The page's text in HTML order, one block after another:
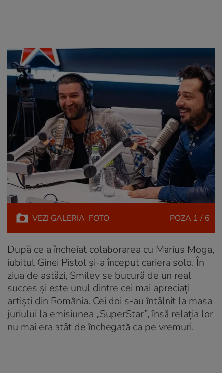
VEZI GALERIA FOTO POZA 1 / 6
După ce a încheiat colaborarea cu Marius Moga,
iubitul Ginei Pistol și-a început cariera solo. În
ziua de astăzi, Smiley se bucură de un real
succes și este unul dintre cei mai apreciați
artiști din România. Cei doi s-au întâlnit la masa
juriului la emisiunea „SuperStar”, însă relația lor
nu mai era atât de închegată ca pe vremuri.